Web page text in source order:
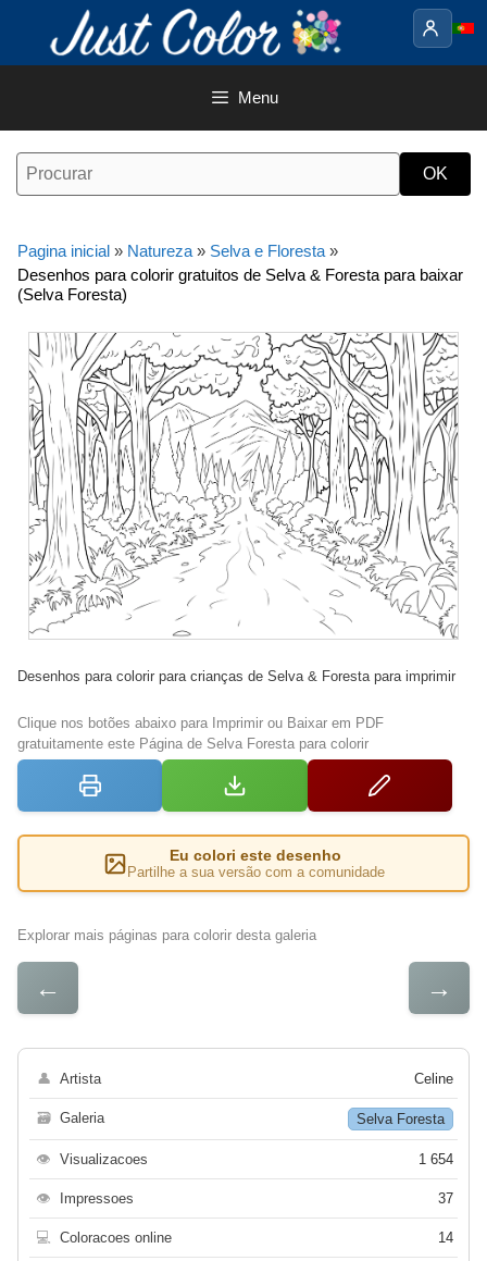
o
Menu
Pagina inicial » Natureza » Selva e Floresta »
Desenhos para colorir gratuitos de Selva & Foresta para baixar
(Selva Foresta)
Desenhos para colorir para crianças de Selva & Foresta para imprimir
Clique nos botões abaixo para Imprimir ou Baixar em PDF
gratuitamente este Página de Selva Foresta para colorir
Eu colori este desenho
Partilhe a sua versão com a comunidade
Explorar mais páginas para colorir desta galeria
← →
👤 Artista Celine
🗃 Galeria Selva Foresta
👁 Visualizacoes 1 654
👁 Impressoes 37
💻 Coloracoes online 14